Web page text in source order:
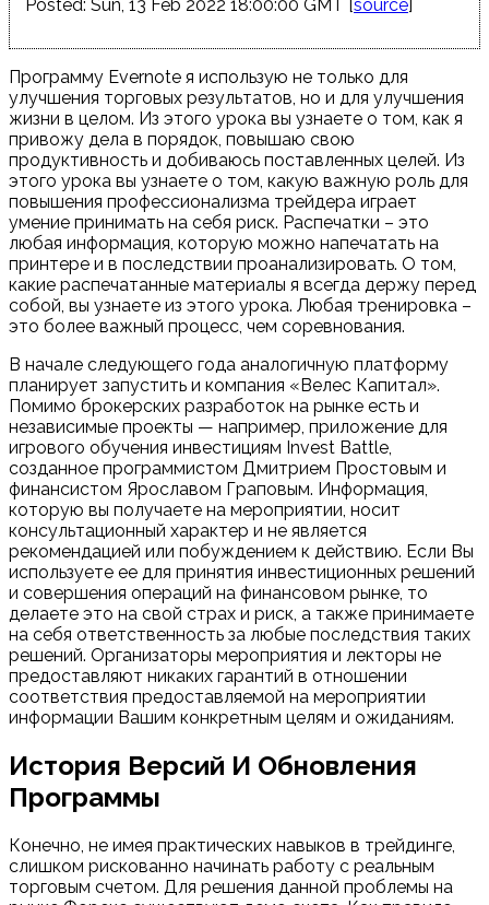
Posted: Sun, 13 Feb 2022 18:00:00 GMT [source]
Программу Evernote я использую не только для
улучшения торговых результатов, но и для улучшения
жизни в целом. Из этого урока вы узнаете о том, как я
привожу дела в порядок, повышаю свою
продуктивность и добиваюсь поставленных целей. Из
этого урока вы узнаете о том, какую важную роль для
повышения профессионализма трейдера играет
умение принимать на себя риск. Распечатки – это
любая информация, которую можно напечатать на
принтере и в последствии проанализировать. О том,
какие распечатанные материалы я всегда держу перед
собой, вы узнаете из этого урока. Любая тренировка –
это более важный процесс, чем соревнования.
В начале следующего года аналогичную платформу
планирует запустить и компания «Велес Капитал».
Помимо брокерских разработок на рынке есть и
независимые проекты — например, приложение для
игрового обучения инвестициям Invest Battle,
созданное программистом Дмитрием Простовым и
финансистом Ярославом Граповым. Информация,
которую вы получаете на мероприятии, носит
консультационный характер и не является
рекомендацией или побуждением к действию. Если Вы
используете ее для принятия инвестиционных решений
и совершения операций на финансовом рынке, то
делаете это на свой страх и риск, а также принимаете
на себя ответственность за любые последствия таких
решений. Организаторы мероприятия и лекторы не
предоставляют никаких гарантий в отношении
соответствия предоставляемой на мероприятии
информации Вашим конкретным целям и ожиданиям.
История Версий И Обновления
Программы
Конечно, не имея практических навыков в трейдинге,
слишком рискованно начинать работу с реальным
торговым счетом. Для решения данной проблемы на